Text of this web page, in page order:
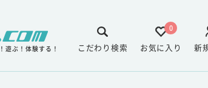
遊ぶ！体験する！ 新
0
お気に入り
こだわり検索